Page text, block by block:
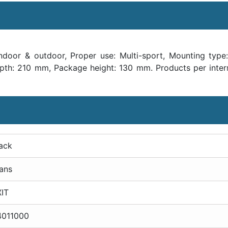
& outdoor, Proper use: Multi-sport, Mounting
210 mm, Package height: 130 mm. Products per